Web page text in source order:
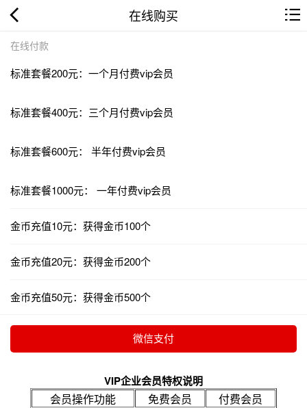
在线购买
在线付款
标准套餐200元：一个月付费vip会员
标准套餐400元：三个月付费vip会员
标准套餐600元： 半年付费vip会员
标准套餐1000元： 一年付费vip会员
金币充值10元：获得金币100个
金币充值20元：获得金币200个
金币充值50元：获得金币500个
VIP企业会员特权说明
会员操作功能 免费会员
付费会员